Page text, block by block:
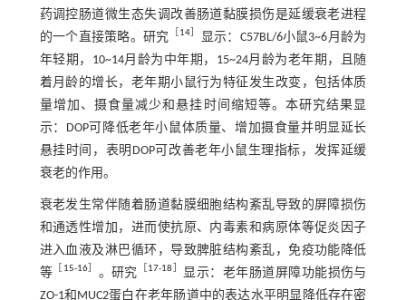
药调控肠道微生态失调改善肠道黏膜损伤是延缓衰老进程
的一个直接策略。研究 ［14］
显示：C57BL/6小鼠3~6月龄为
年轻期，10~14月龄为中年期，15~24月龄为老年期，且随
着月龄的增长，老年期小鼠行为特征发生改变，包括体质
量增加、摄食量减少和悬挂时间缩短等。本研究结果显
示：DOP可降低老年小鼠体质量、增加摄食量并明显延长
悬挂时间，表明DOP可改善老年小鼠生理指标，发挥延缓
衰老的作用。
衰老发生常伴随着肠道黏膜细胞结构紊乱导致的屏障损伤
和通透性增加，进而使抗原、内毒素和病原体等促炎因子
进入血液及淋巴循环，导致脾脏结构紊乱，免疫功能降低
等 ［ 15-16］ 。研究 ［17-18］
显示：老年肠道屏障功能损伤与
ZO-1和MUC2蛋白在老年肠道中的表达水平明显降低存在密